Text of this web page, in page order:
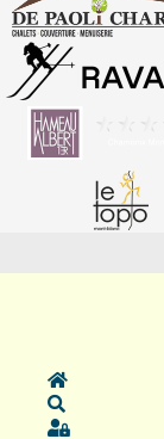
Home
Sign In